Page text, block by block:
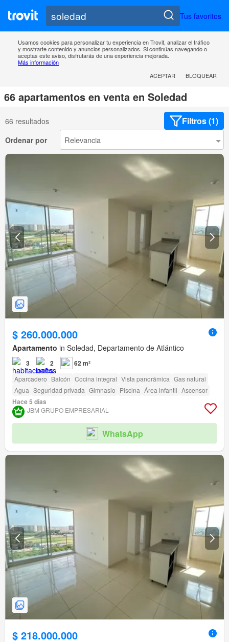
Tus favoritos
Usamos cookies para personalizar tu experiencia en Trovit, analizar el tráfico
y mostrarte contenido y anuncios personalizados. Si continúas navegando o
aceptas este aviso, disfrutarás de una experiencia mejorada.
Más información
ACEPTAR
BLOQUEAR
66 apartamentos en venta en Soledad
66 resultados Filtros (1)
Ordenar por
$ 260.000.000
Apartamento in Soledad, Departamento de Atlántico
3 2 62 m²
Aparcadero Balcón Cocina integral Vista panorámica Gas natural
Agua Seguridad privada Gimnasio Piscina Área infantil Ascensor
Hace 5 días
JBM GRUPO EMPRESARIAL
WhatsApp
$ 218.000.000